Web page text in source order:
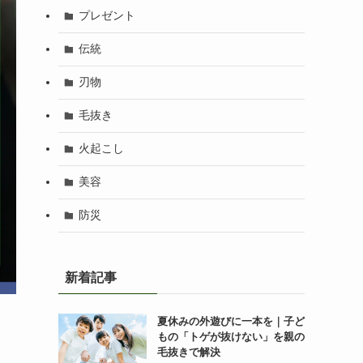
プレゼント
伝統
刃物
毛抜き
火起こし
美容
防災
新着記事
夏休みの外遊びに一本を｜子ど
もの「トゲが抜けない」を親の
毛抜きで解決